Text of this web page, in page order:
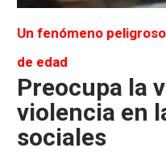
Un fenómeno
de edad
Preocupa la
violencia en
sociales